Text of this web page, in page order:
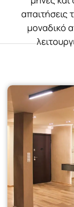
απαιτήσεις
μοναδικό